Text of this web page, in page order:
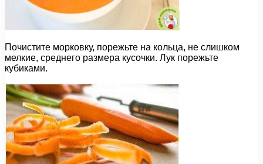
Почистите морковку, порежьте на кольца, не слишком
мелкие, среднего размера кусочки. Лук порежьте
кубиками.